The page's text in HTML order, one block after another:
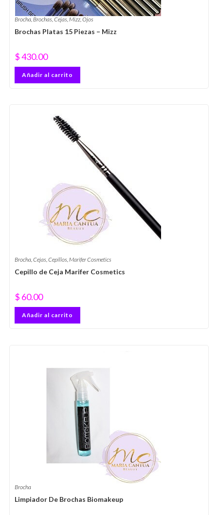
Brocha, Brochas, Cejas, Mizz, Ojos
Brochas Platas 15 Piezas – Mizz
$430.00
Añadir al carrito
Brocha,Cejas,Cepillos,Marifer Cosmetics
Cepillo de Ceja Marifer Cosmetics
$ 60.00
Añadir al carrito
Brocha
Limpiador De Brochas Biomakeup